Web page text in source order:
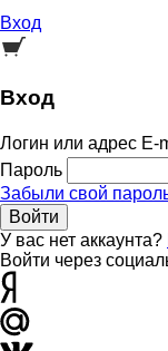
Вход
Вход
Логин или адрес E-
Пароль
Забыли свой
Войти
У вас нет аккаунта?
Войти через